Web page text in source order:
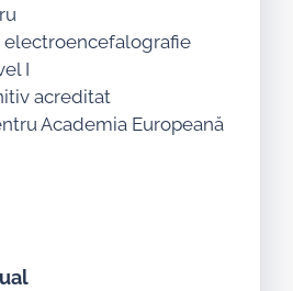
electroencefalografie
I
acreditat
Academia Europeană